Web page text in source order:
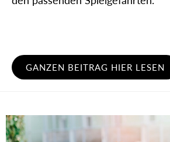
GANZEN BEITRAG HIER LESEN